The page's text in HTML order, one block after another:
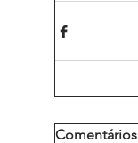
Comentários